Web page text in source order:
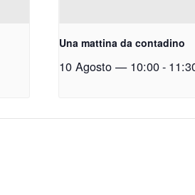
Una mattina da contadino
10 Agosto — 10:00-